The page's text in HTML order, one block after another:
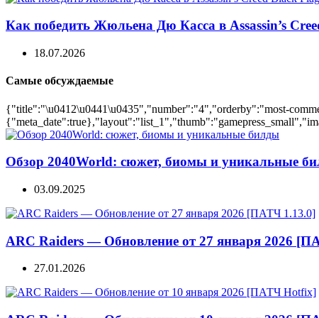
Как победить Жюльена Дю Касса в Assassin’s
18.07.2026
Самые обсуждаемые
{"title":"\u0412\u0441\u0435","number":"4","orderby":"most-
Обзор 2040World: сюжет, биомы и уникальные
03.09.2025
ARC Raiders — Обновление от 27 января 2026
27.01.2026